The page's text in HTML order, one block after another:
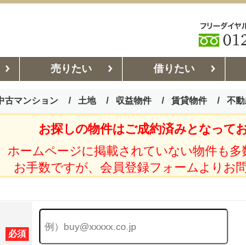
売りたい 借りたい
古マンション 土地 収益物件 賃貸物件 不
お部屋探しコラム 賃貸管理コ
お探しの物件はご成約済みとなってお
ホームページに掲載されていない物件も多
お手数ですが、会員登録フォームよりお
必須